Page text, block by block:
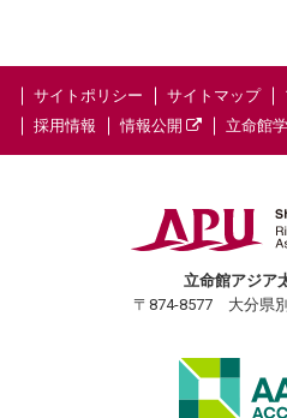
サイトポリシー サイトマップ
採用情報
情報公開 立命館
立命館アジア
〒874-8577 大分県